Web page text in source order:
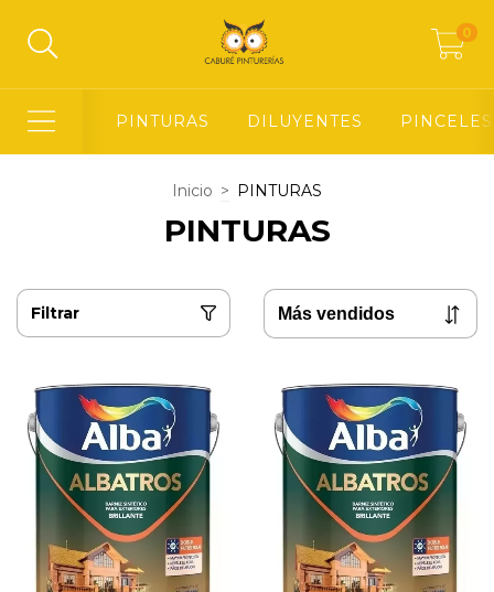
0
PINTURAS DILUYENTES
Inicio > PINTURAS
PINTURAS
Filtrar